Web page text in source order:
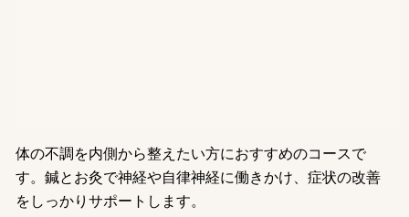
体の不調を内側から整えたい方におすすめのコースで
す。鍼とお灸で神経や自律神経に働きかけ、症状の改善
をしっかりサポートします。